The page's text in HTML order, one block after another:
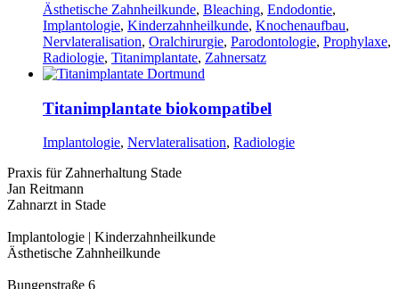
Ästhetische Zahnheilkunde, Bleaching, Endodontie,
Implantologie, Kinderzahnheilkunde, Knochenaufbau,
Nervlateralisation, Oralchirurgie, Parodontologie, Prophylaxe,
Radiologie, Titanimplantate, Zahnersatz
Titanimplantate biokompatibel
Implantologie, Nervlateralisation, Radiologie
Praxis für Zahnerhaltung Stade
Jan Reitmann
Zahnarzt in Stade
Implantologie | Kinderzahnheilkunde
Ästhetische Zahnheilkunde
Bungenstraße 6